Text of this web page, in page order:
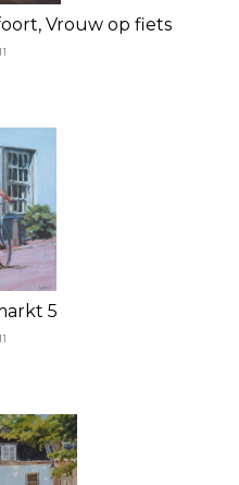
Vrouw op fiets
5